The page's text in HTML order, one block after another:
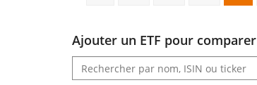
Ajouter un ETF pour comparer